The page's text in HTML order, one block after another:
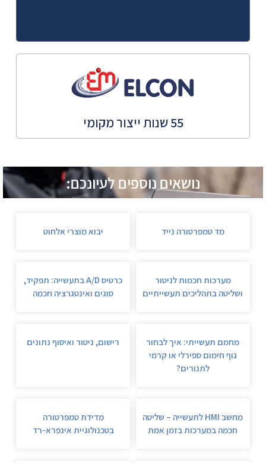
55 שנות ייצור מקומי
נושאים נוספים לעיונכם:
מד טמפרטורה נייד יבוא מוצרי אלחוט
מערכות חכמות לניטור
ושליטה בתהליכים תעשייתיים
כרטיס A/D בתעשייה: תפקיד,
סוגים ואינטגרציה חכמה
מחמם תעשייתי: איך לבחור
גוף חימום ספירלי או קרמי
לתנורים?
רישום, ניטור ואיסוף נתונים
מחשב HMI לתעשייה – שליטה
חכמה במערכות בזמן אמת
מדידת טמפרטורה
בטכנולוגיית אינפרא-רד